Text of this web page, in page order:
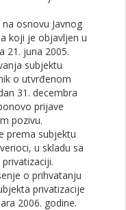
na osnovu Javnog
koji je objavljen u
21. juna 2005.
subjektu
o utvrđenom
31. decembra
prijave
pozivu.
prema subjektu
u skladu sa
o prihvatanju
privatizacije
2006. godine.